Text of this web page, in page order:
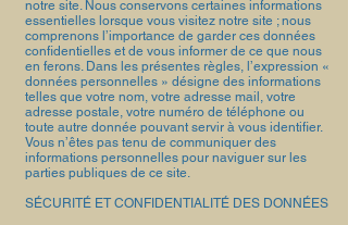
notre site. Nous conservons certaines informations
essentielles lorsque vous visitez notre site ; nous
comprenons l’importance de garder ces données
confidentielles et de vous informer de ce que nous
en ferons. Dans les présentes règles, l’expression «
données personnelles » désigne des informations
telles que votre nom, votre adresse mail, votre
adresse postale, votre numéro de téléphone ou
toute autre donnée pouvant servir à vous identifier.
Vous n’êtes pas tenu de communiquer des
informations personnelles pour naviguer sur les
parties publiques de ce site.
SÉCURITÉ ET CONFIDENTIALITÉ DES DONNÉES